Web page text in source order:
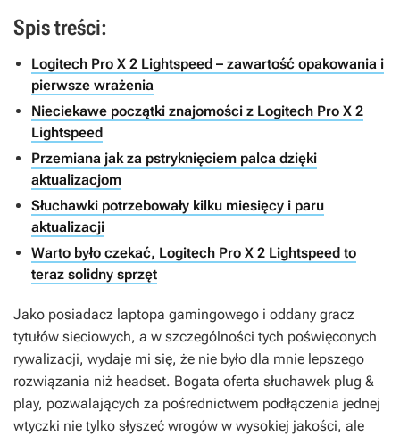
Spis treści:
Logitech Pro X 2 Lightspeed – zawartość opakowania i
pierwsze wrażenia
Nieciekawe początki znajomości z Logitech Pro X 2
Lightspeed
Przemiana jak za pstryknięciem palca dzięki
aktualizacjom
Słuchawki potrzebowały kilku miesięcy i paru
aktualizacji
Warto było czekać, Logitech Pro X 2 Lightspeed to
teraz solidny sprzęt
Jako posiadacz laptopa gamingowego i oddany gracz
tytułów sieciowych, a w szczególności tych poświęconych
rywalizacji, wydaje mi się, że nie było dla mnie lepszego
rozwiązania niż headset. Bogata oferta słuchawek plug &
play, pozwalających za pośrednictwem podłączenia jednej
wtyczki nie tylko słyszeć wrogów w wysokiej jakości, ale